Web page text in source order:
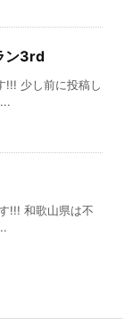
ン3rd
!!! 少し前に投稿し
!!! 和歌山県は不